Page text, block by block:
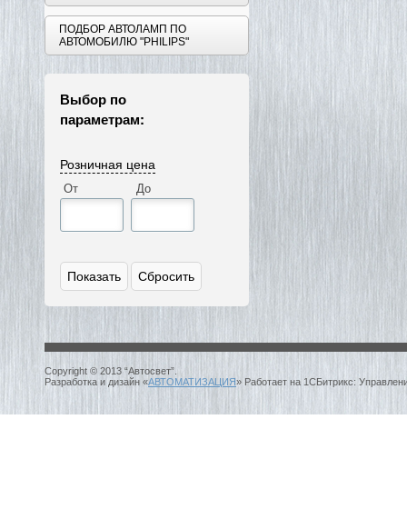
ПОДБОР АВТОЛАМП ПО
АВТОМОБИЛЮ "PHILIPS"
Выбор по
параметрам:
Розничная цена
От До
Copyright © 2013 “Автосвет”.
Разработка и дизайн «АВТОМАТИЗАЦИЯ» Работает на 1СБитрикс: